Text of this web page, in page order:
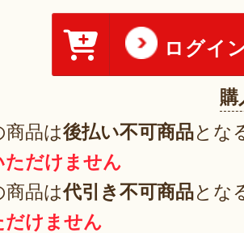
ログイ
購
品は後払い不可商品とな
ただけません
品は代引き不可商品とな
だけません